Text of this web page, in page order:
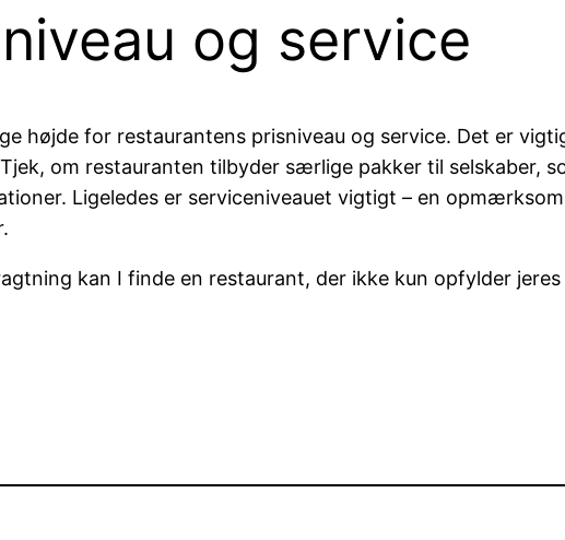
og service
højde for restaurantens prisniveau og service. Det er
om restauranten tilbyder særlige pakker til selskaber,
Ligeledes er serviceniveauet vigtigt – en
kan I finde en restaurant, der ikke kun opfylder